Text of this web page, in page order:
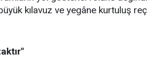
kılavuz ve yegâne kurtuluş